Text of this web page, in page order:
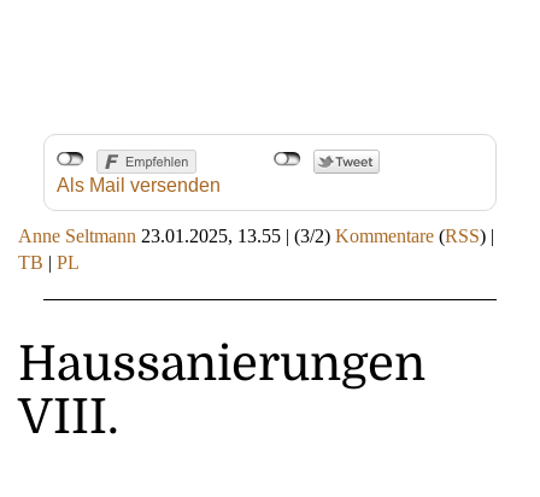
Als Mail versenden
Anne Seltmann 23.01.2025, 13.55 | (3/2) Kommentare (RSS) |
TB | PL
Haussanierungen
VIII.